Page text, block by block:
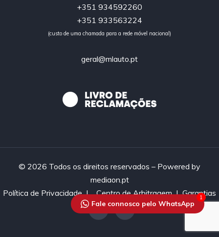
+351 934592260
+351 933563224
(custo de uma chamada para a rede móvel nacional)
geral@mlauto.pt
© 2026 Todos os direitos reservados – Powered by
mediaon.pt
Política de Privacidade|Centro de Arbitragem |Garantias
Fale connosco pelo WhatsApp
1